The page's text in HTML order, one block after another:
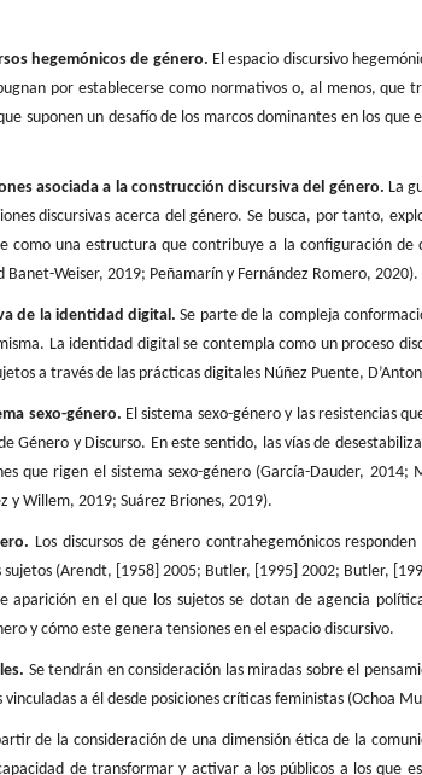
hegemónicos de género. El espacio discursivo
por establecerse como normativos o, al menos,
suponen un desafío de los marcos dominantes en los que
asociada a la construcción discursiva del género. La
discursivas acerca del género. Se busca, por tanto,
como una estructura que contribuye a la configuración
Banet-Weiser, 2019; Peñamarín y Fernández Romero, 2020).
de la identidad digital. Se parte de la compleja
La identidad digital se contempla como un proceso
a través de las prácticas digitales Núñez Puente,
sexo-género. El sistema sexo-género y las resistencias
Género y Discurso. En este sentido, las vías de
que rigen el sistema sexo-género (García-Dauder,
y Willem, 2019; Suárez Briones, 2019).
Los discursos de género contrahegemónicos
(Arendt, [1958] 2005; Butler, [1995] 2002; Butler,
aparición en el que los sujetos se dotan de agencia
y cómo este genera tensiones en el espacio discursivo.
Se tendrán en consideración las miradas sobre el
vinculadas a él desde posiciones críticas feministas (Ochoa
de la consideración de una dimensión ética de la
de transformar y activar a los públicos a los que